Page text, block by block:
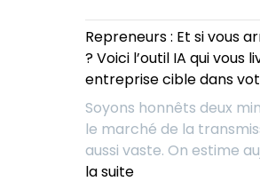
Repreneurs : Et si vous
? Voici l’outil IA qui vous
entreprise cible dans
Soyons honnêts deux
le marché de la
aussi vaste. On estime
la suite: